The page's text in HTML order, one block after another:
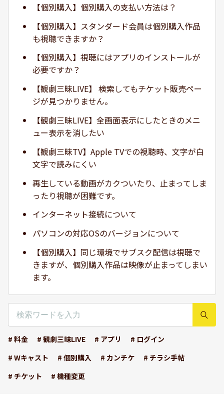
【個別購入】個別購入の支払い方法は？
【個別購入】スタンダード会員は個別購入作品
も視聴できますか？
【個別購入】視聴にはアプリのインストールが
必要ですか？
【観劇三昧LIVE】 検索してもチケット販売ペー
ジが見つかりません。
【観劇三昧LIVE】全画面表示にしたときのメニ
ュー表示を消したい
【観劇三昧TV】Apple TVでの視聴時、文字が白
文字で読みにくい
再生している動画がカクついたり、止まってしま
ったり視聴が困難です。
インターネット接続について
パソコンの対応OSのバージョンについて
【個別購入】同じ環境でサブスク配信は視聴で
きますが、個別購入作品は映像が止まってしまい
ます。
# 料金 # 観劇三昧LIVE # アプリ
# ログイン
# Wキャスト
# 個別購入 # カンチケ
# チラシ手帖
# チケット
# 機種変更